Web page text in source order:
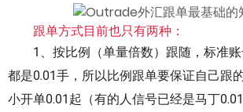
日本語
Tiếng việt
跟单方式目前也只有两种：
1、按比例（单量倍数）跟随，标准
都是0.01手，所以比例跟单要保证自己跟
小开单0.01起（有的人信号已经是马丁